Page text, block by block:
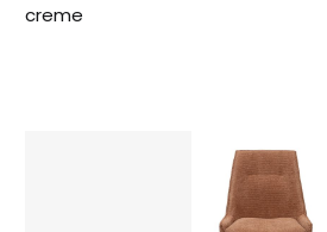
creme